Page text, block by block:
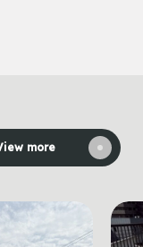
more